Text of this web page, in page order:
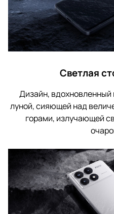
Светлая
Дизайн,
луной, сияющей над
горами, излучающей